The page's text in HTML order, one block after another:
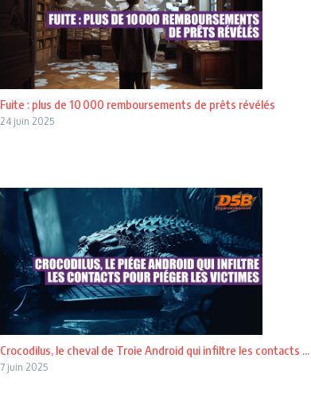
Fuite : plus de 10 000 remboursements de prêts révélés
24 juin 2025
Crocodilus, le cheval de Troie Android qui infiltre les contacts ...
7 juin 2025